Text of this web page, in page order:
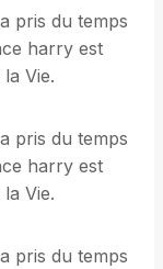
pris du temps
harry est
Vie.
pris du temps
harry est
Vie.
pris du temps